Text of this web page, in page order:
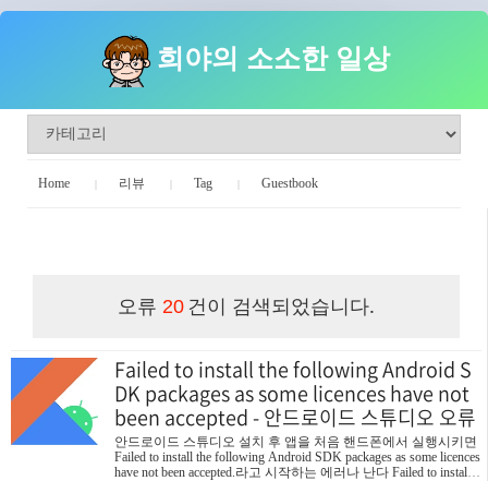
희야의 소소한 일상
Home 리뷰 Tag Guestbook
오류 20 건이 검색되었습니다.
Failed to install the following Android S
DK packages as some licences have not
been accepted - 안드로이드 스튜디오 오류
안드로이드 스튜디오 설치 후 앱을 처음 핸드폰에서 실행시키면
Failed to install the following Android SDK packages as some licences
have not been accepted.라고 시작하는 에러나 난다 Failed to install t